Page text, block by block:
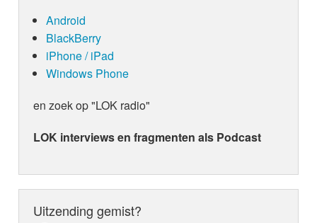
Android
BlackBerry
iPhone / iPad
Windows Phone
en zoek op "LOK radio"
LOK interviews en fragmenten als Podcast
Uitzending gemist?